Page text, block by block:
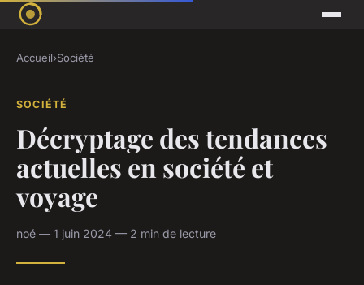
Accueil›Société
SOCIÉTÉ
Décryptage des tendances
actuelles en société et
voyage
noé — 1 juin 2024 — 2 min de lecture